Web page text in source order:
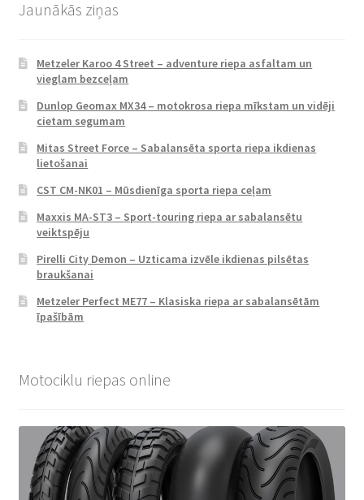
Jaunākās ziņas
Metzeler Karoo 4 Street – adventure riepa asfaltam un
vieglam bezceļam
Dunlop Geomax MX34 – motokrosa riepa mīkstam un vidēji
cietam segumam
Mitas Street Force – Sabalansēta sporta riepa ikdienas
lietošanai
CST CM-NK01 – Mūsdienīga sporta riepa ceļam
Maxxis MA-ST3 – Sport-touring riepa ar sabalansētu
veiktspēju
Pirelli City Demon – Uzticama izvēle ikdienas pilsētas
braukšanai
Metzeler Perfect ME77 – Klasiska riepa ar sabalansētām
īpašībām
Motociklu riepas online